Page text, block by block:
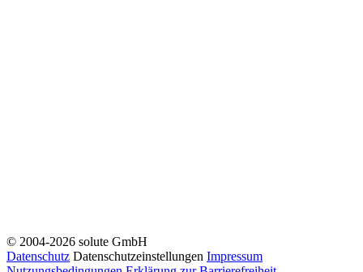
© 2004-2026 solute GmbH
Datenschutz Datenschutzeinstellungen Impressum